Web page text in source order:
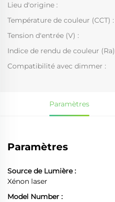
Lieu d'origine :
Température de couleur (CCT) :
Tension d'entrée (V) :
Indice de rendu de couleur
Compatibilité avec dimmer :
Paramètres
Paramètres
Source de Lumière :
Xénon laser
Model Number :